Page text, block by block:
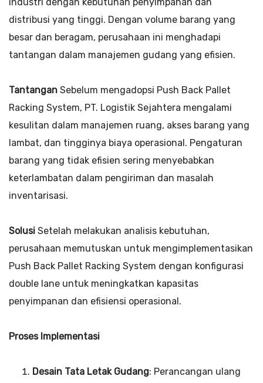
distribusi yang tinggi. Dengan volume barang yang
besar dan beragam, perusahaan ini menghadapi
tantangan dalam manajemen gudang yang efisien.
Tantangan Sebelum mengadopsi Push Back Pallet
Racking System, PT. Logistik Sejahtera mengalami
kesulitan dalam manajemen ruang, akses barang yang
lambat, dan tingginya biaya operasional. Pengaturan
barang yang tidak efisien sering menyebabkan
keterlambatan dalam pengiriman dan masalah
inventarisasi.
Solusi Setelah melakukan analisis kebutuhan,
perusahaan memutuskan untuk mengimplementasikan
Push Back Pallet Racking System dengan konfigurasi
double lane untuk meningkatkan kapasitas
penyimpanan dan efisiensi operasional.
Proses Implementasi
Desain Tata Letak Gudang: Perancangan ulang